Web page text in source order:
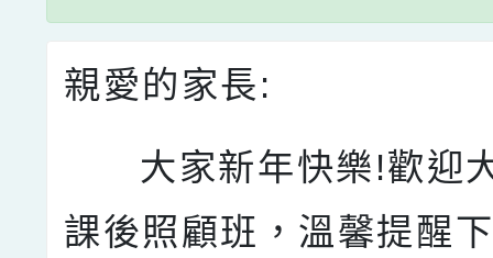
親愛的家長:
大家新年快樂!歡迎
課後照顧班，溫馨提醒